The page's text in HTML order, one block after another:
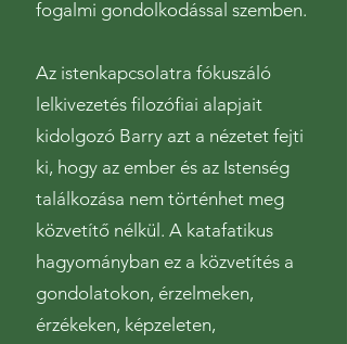
fogalmi gondolkodással szemben.
Az istenkapcsolatra fókuszáló
lelkivezetés filozófiai alapjait
kidolgozó Barry azt a nézetet fejti
ki, hogy az ember és az Istenség
találkozása nem történhet meg
közvetítő nélkül. A katafatikus
hagyományban ez a közvetítés a
gondolatokon, érzelmeken,
érzékeken, képzeleten,